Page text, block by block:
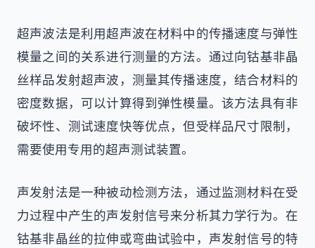
超声波法是利用超声波在材料中的传播速度与弹性
模量之间的关系进行测量的方法。通过向钴基非晶
丝样品发射超声波，测量其传播速度，结合材料的
密度数据，可以计算得到弹性模量。该方法具有非
破坏性、测试速度快等优点，但受样品尺寸限制，
需要使用专用的超声测试装置。
声发射法是一种被动检测方法，通过监测材料在受
力过程中产生的声发射信号来分析其力学行为。在
钴基非晶丝的拉伸或弯曲试验中，声发射信号的特